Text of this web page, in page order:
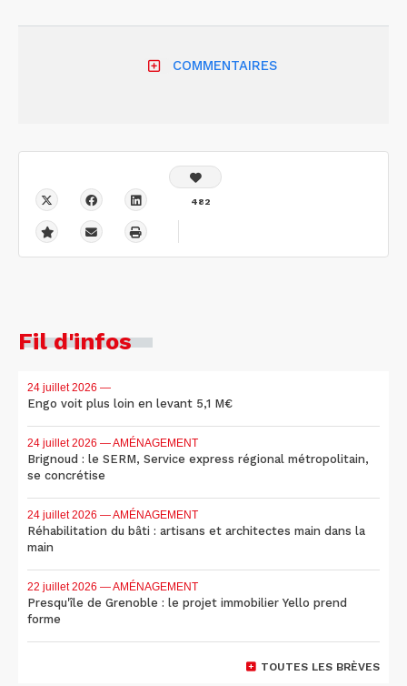
COMMENTAIRES
482
Fil d'infos
24 juillet 2026 —
Engo voit plus loin en levant 5,1 M€
24 juillet 2026 — AMÉNAGEMENT
Brignoud : le SERM, Service express régional métropolitain,
se concrétise
24 juillet 2026 — AMÉNAGEMENT
Réhabilitation du bâti : artisans et architectes main dans la
main
22 juillet 2026 — AMÉNAGEMENT
Presqu'île de Grenoble : le projet immobilier Yello prend
forme
TOUTES LES BRÈVES